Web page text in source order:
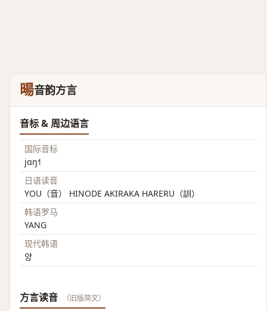
暘音韵方言
音标 & 周边语言
国际音标
jɑŋ˧˥
日语读音
YOU（音） HINODE AKIRAKA HARERU（訓）
韩语罗马
YANG
现代韩语
양
方言读音 （旧版简文）